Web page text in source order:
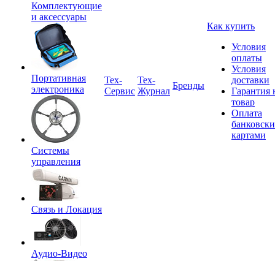
Комплектующие
и аксессуары
Портативная
электроника
Системы
управления
Связь и Локация
Аудио-Видео
Tex-
Сервис
Тех-
Журнал
Бренды
Как купить
Условия
оплаты
Условия
доставки
Гарантия
товар
Оплата
картами